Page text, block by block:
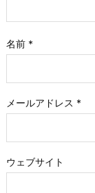
名前 *
メールアドレス *
ウェブサイト